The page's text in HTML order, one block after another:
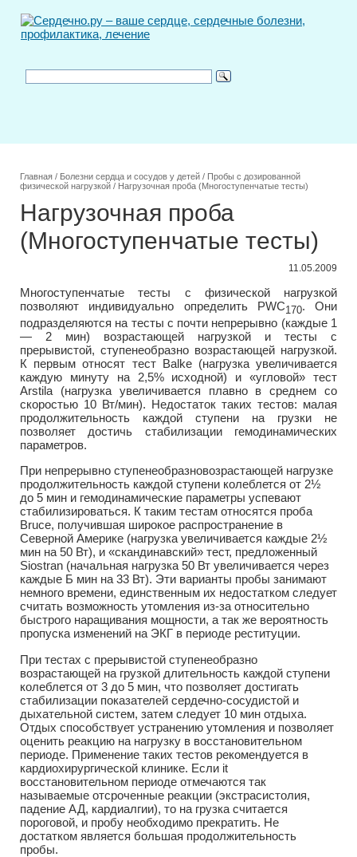
Главная / Болезни сердца и сосудов у детей / Пробы с дозированной
физической нагрузкой / Нагрузочная проба (Многоступенчатые тесты)
Нагрузочная проба
(Многоступенчатые тесты)
11.05.2009
Многоступенчатые тесты с физической нагрузкой
позволяют индивидуально определить PWC170. Они
подразделяются на тесты с почти непрерывно (каждые 1
— 2 мин) возрастающей нагрузкой и тесты с
прерывистой, ступенеобразно возрастающей нагрузкой.
К первым относят тест Balke (нагрузка увеличивается
каждую минуту на 2,5% исходной) и «угловой» тест
Arstila (нагрузка увеличивается плавно в среднем со
скоростью 10 Вт/мин). Недостаток таких тестов: малая
продолжительность каждой ступени на грузки не
позволяет достичь стабилизации гемодинамических
параметров.
При непрерывно ступенеобразновозрастающей нагрузке
продолжительность каждой ступени колеблется от 2½
до 5 мин и гемодинамические параметры успевают
стабилизироваться. К таким тестам относятся проба
Bruce, получившая широкое распространение в
Северной Америке (нагрузка увеличивается каждые 2½
мин на 50 Вт), и «скандинавский» тест, предложенный
Siostran (начальная нагрузка 50 Вт увеличивается через
каждые Б мин на 33 Вт). Эти варианты пробы занимают
немного времени, единственным их недостатком следует
считать возможность утомления из-за относительно
быстрого наращивания мощности, а так же вероятность
пропуска изменений на ЭКГ в периоде реституции.
При тестах с прерывистой ступенеобразно
возрастающей на грузкой длительность каждой ступени
колеблется от 3 до 5 мин, что позволяет достигать
стабилизации показателей сердечно-сосудистой и
дыхательной систем, затем следует 10 мин отдыха.
Отдых способствует устранению утомления и позволяет
оценить реакцию на нагрузку в восстановительном
периоде. Применение таких тестов рекомендуется в
кардиохирургической клинике. Если it
восстановительном периоде отмечаются так
называемые отсроченные реакции (экстрасистолия,
падение АД, кардиалгии), то на грузка считается
пороговой, и пробу необходимо прекратить. Не
достатком является большая продолжительность
пробы.